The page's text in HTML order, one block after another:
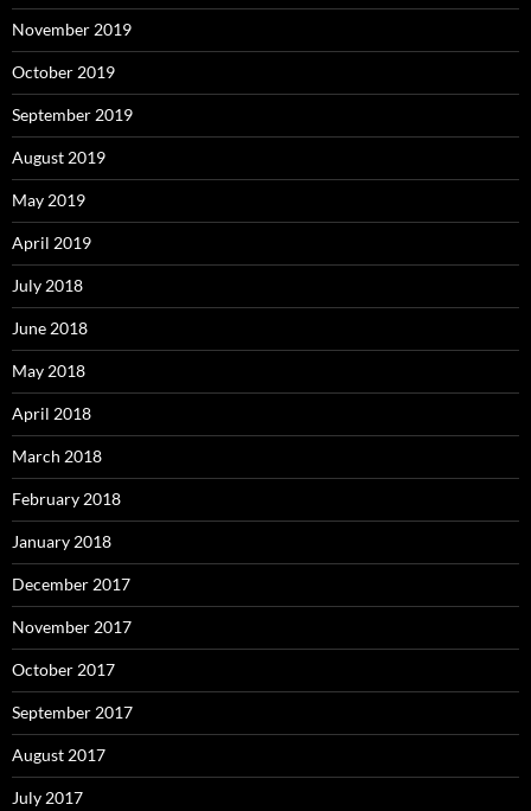
November 2019
October 2019
September 2019
August 2019
May 2019
April 2019
July 2018
June 2018
May 2018
April 2018
March 2018
February 2018
January 2018
December 2017
November 2017
October 2017
September 2017
August 2017
July 2017